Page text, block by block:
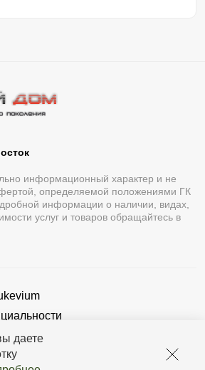
даете
информационный характер и не
определяемой положениями ГК
информации о наличии, видах,
услуг и товаров обращайтесь в